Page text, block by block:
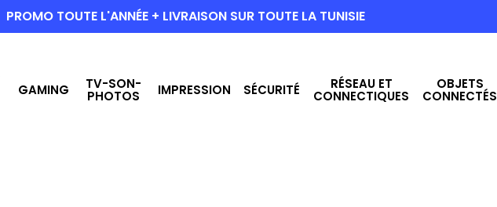
PROMO TOUTE L'ANNÉE + LIVRAISON SUR TOUTE LA TUNISIE
GAMING TV-SON-
PHOTOS IMPRESSION SÉCURITÉ RÉSEAU ET
CONNECTIQUES
OBJETS
CONNECTÉS